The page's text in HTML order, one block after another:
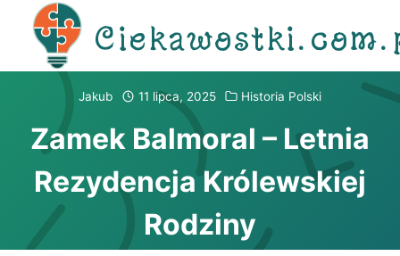
Przejdź
Jakub 11 lipca, 2025 Historia Polski
Zamek Balmoral – Letnia
Rezydencja Królewskiej
Rodziny